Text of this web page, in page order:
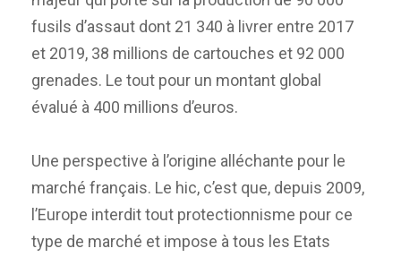
fusils d’assaut dont 21 340 à livrer entre 2017
et 2019, 38 millions de cartouches et 92 000
grenades. Le tout pour un montant global
évalué à 400 millions d’euros.
Une perspective à l’origine alléchante pour le
marché français. Le hic, c’est que, depuis 2009,
l’Europe interdit tout protectionnisme pour ce
type de marché et impose à tous les Etats